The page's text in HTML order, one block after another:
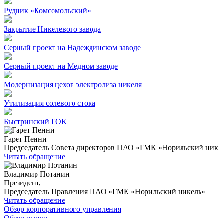
Рудник «Комсомольский»
Закрытие Никелевого завода
Серный проект на Надеждинском заводе
Серный проект на Медном заводе
Модернизация цехов электролиза никеля
Утилизация солевого стока
Быстринский ГОК
Гарет Пенни
Председатель Совета директоров ПАО «ГМК «Норильский
Читать обращение
Владимир Потанин
Президент,
Председатель Правления ПАО «ГМК «Норильский никель»
Читать обращение
Обзор корпоративного управления